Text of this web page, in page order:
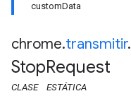
customData
chrome.transmitir.
StopRequest
CLASE ESTÁTICA